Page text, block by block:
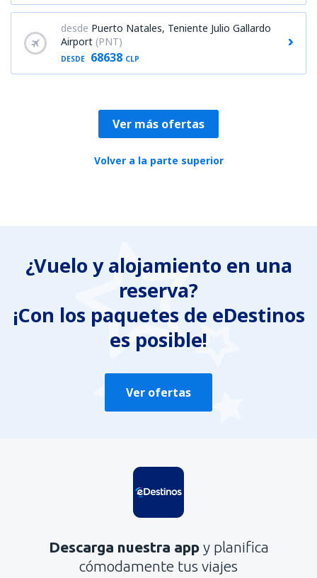
desde Puerto Natales, Teniente Julio Gallardo
Airport (PNT)
DESDE 68638 CLP
Ver más ofertas
Volver a la parte superior
¿Vuelo y alojamiento en una
reserva?
¡Con los paquetes de eDestinos
es posible!
Ver ofertas
Descarga nuestra app y planifica
cómodamente tus viajes